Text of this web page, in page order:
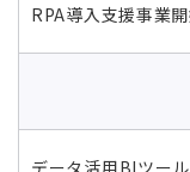
RPA導入支援事業
データ活用BIツー